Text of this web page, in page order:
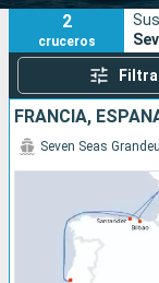
2
cruceros
FRANCIA,
Seven Seas